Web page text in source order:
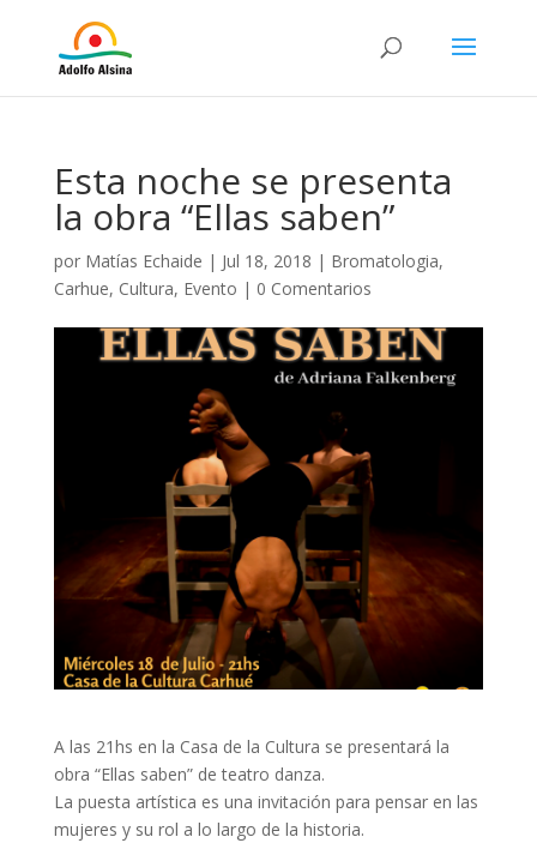
Esta noche se presenta
la obra “Ellas saben”
por Matías Echaide | Jul 18, 2018 | Bromatologia,
Carhue, Cultura, Evento | 0 Comentarios
A las 21hs en la Casa de la Cultura se presentará la
obra “Ellas saben” de teatro danza.
La puesta artística es una invitación para pensar en las
mujeres y su rol a lo largo de la historia.